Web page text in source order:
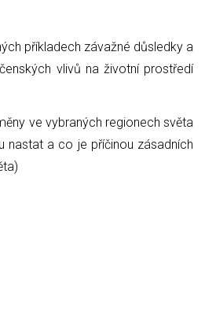
příkladech závažné důsledky a
vlivů na životní prostředí
ve vybraných regionech světa
nastat a co je příčinou zásadních